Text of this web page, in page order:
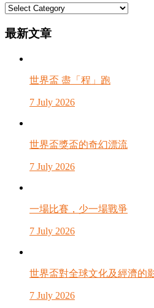
文
分
最新文章
世界盃 盡「程」跑
7 July 2026
世界盃獎盃的奇幻漂流
7 July 2026
一場比賽，少一場戰爭
7 July 2026
世界盃對全球文化及經濟的
7 July 2026